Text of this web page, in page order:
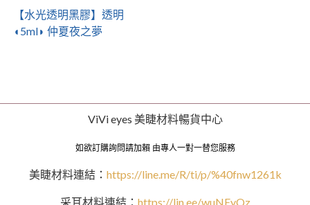
【水光透明黑膠】透明
◖5ml◗ 仲夏夜之夢
ViVi eyes 美睫材料暢貨中心
如欲訂購詢問請加賴 由專人一對一替您服務
美睫材料連結： https://line.me/R/ti/p/%40fnw1261k
采耳材料連結： https://lin.ee/wuNEyQz